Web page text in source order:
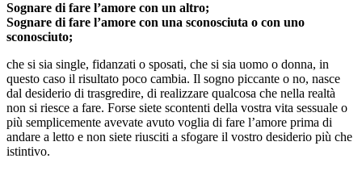
Sognare di fare l’amore con un altro;
Sognare di fare l’amore con una sconosciuta o con uno
sconosciuto;
che si sia single, fidanzati o sposati, che si sia uomo o donna, in
questo caso il risultato poco cambia. Il sogno piccante o no, nasce
dal desiderio di trasgredire, di realizzare qualcosa che nella realtà
non si riesce a fare. Forse siete scontenti della vostra vita sessuale o
più semplicemente avevate avuto voglia di fare l’amore prima di
andare a letto e non siete riusciti a sfogare il vostro desiderio più che
istintivo.